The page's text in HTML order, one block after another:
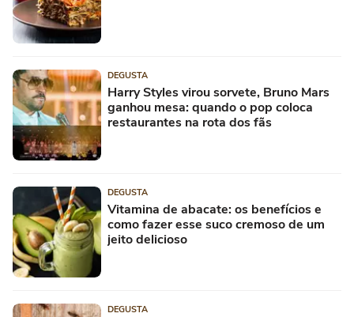
DEGUSTA
Harry Styles virou sorvete, Bruno Mars
ganhou mesa: quando o pop coloca
restaurantes na rota dos fãs
DEGUSTA
Vitamina de abacate: os benefícios e
como fazer esse suco cremoso de um
jeito delicioso
DEGUSTA